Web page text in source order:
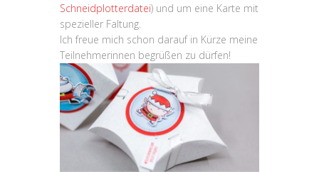
Schneidplotterdatei) und um eine Karte mit
spezieller Faltung.
Ich freue mich schon darauf in Kürze meine
Teilnehmerinnen begrüßen zu dürfen!